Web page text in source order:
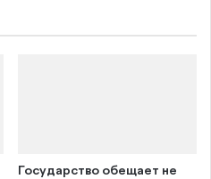
Государство обещает не